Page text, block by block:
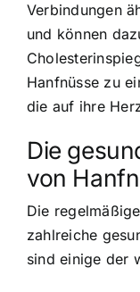
Verbindungen
und können
Hanfnüsse zu
die auf ihre
Die
von
Die
zahlreiche
sind einige der